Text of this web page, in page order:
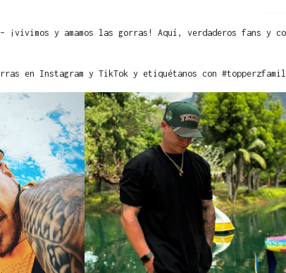
– ¡vivimos y amamos las gorras! Aquí, verdaderos fans
en Instagram y TikTok y etiquétanos con